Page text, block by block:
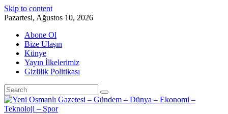
Skip to content
Pazartesi, Ağustos 10, 2026
Abone Ol
Bize Ulaşın
Künye
Yayın İlkelerimiz
Gizlilik Politikası